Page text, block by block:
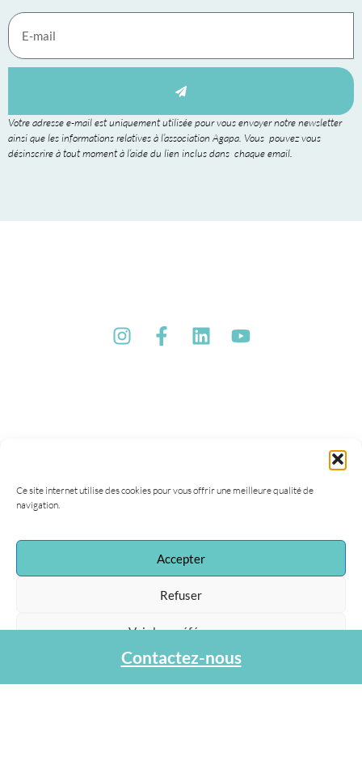
Ce site internet utilise des cookies pour vous offrir une meilleure qualité de
navigation.
Accepter
Refuser
Voir les préférences
Protection des données personnelles
Votre adresse e-mail est uniquement utilisée pour vous envoyer notre newsletter
ainsi que les informations relatives à l’association Agapa. Vous pouvez vous
désinscrire à tout moment à l’aide du lien inclus dans chaque email.
Association Agapa
75015 Paris
Contactez-nous